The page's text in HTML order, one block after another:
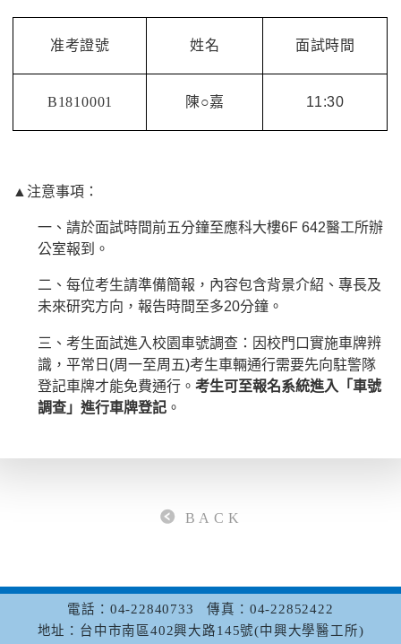
准考證號 姓名 面試時間
B1810001 陳○嘉 11:30
▲ 注意事項：
一、請於面試時間前五分鐘至應科大樓6F 642醫工所辦
公室報到。
二、每位考生請準備簡報，內容包含背景介紹、專長及
未來研究方向，報告時間至多20分鐘。
三、考生面試進入校園車號調查：因校門口實施車牌辨
識，平常日(周一至周五)考生車輛通行需要先向駐警隊
登記車牌才能免費通行。考生可至報名系統進入「車號
調查」進行車牌登記 。
B A C K
電話：04-22840733
傳真：04-22852422
地址：台中市南區402興大路145號(中興大學醫工所)